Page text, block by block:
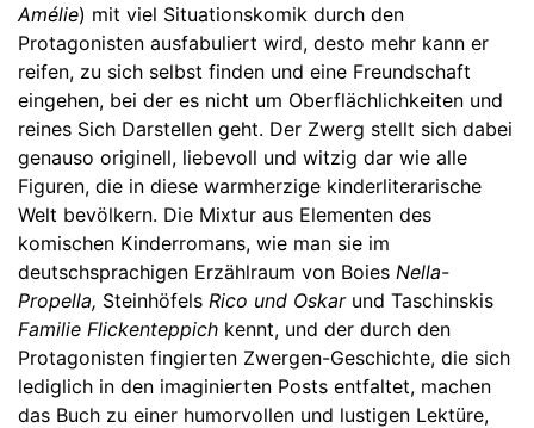
Amélie) mit viel Situationskomik durch den
Protagonisten ausfabuliert wird, desto mehr kann er
reifen, zu sich selbst finden und eine Freundschaft
eingehen, bei der es nicht um Oberflächlichkeiten und
reines Sich Darstellen geht. Der Zwerg stellt sich dabei
genauso originell, liebevoll und witzig dar wie alle
Figuren, die in diese warmherzige kinderliterarische
Welt bevölkern. Die Mixtur aus Elementen des
komischen Kinderromans, wie man sie im
deutschsprachigen Erzählraum von Boies Nella-
Propella, Steinhöfels Rico und Oskarund Taschinskis
Familie Flickenteppich kennt, und der durch den
Protagonisten fingierten Zwergen-Geschichte, die sich
lediglich in den imaginierten Posts entfaltet, machen
das Buch zu einer humorvollen und lustigen Lektüre,